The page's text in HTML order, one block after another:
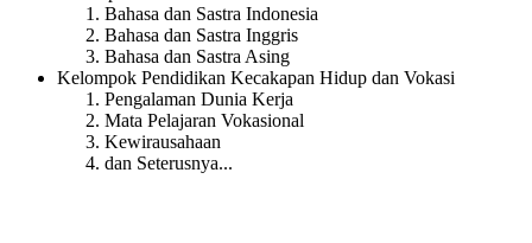
Bahasa dan Sastra Indonesia
Bahasa dan Sastra Inggris
Bahasa dan Sastra Asing
Kelompok Pendidikan Kecakapan Hidup dan Vokasi
Pengalaman Dunia Kerja
Mata Pelajaran Vokasional
Kewirausahaan
dan Seterusnya...